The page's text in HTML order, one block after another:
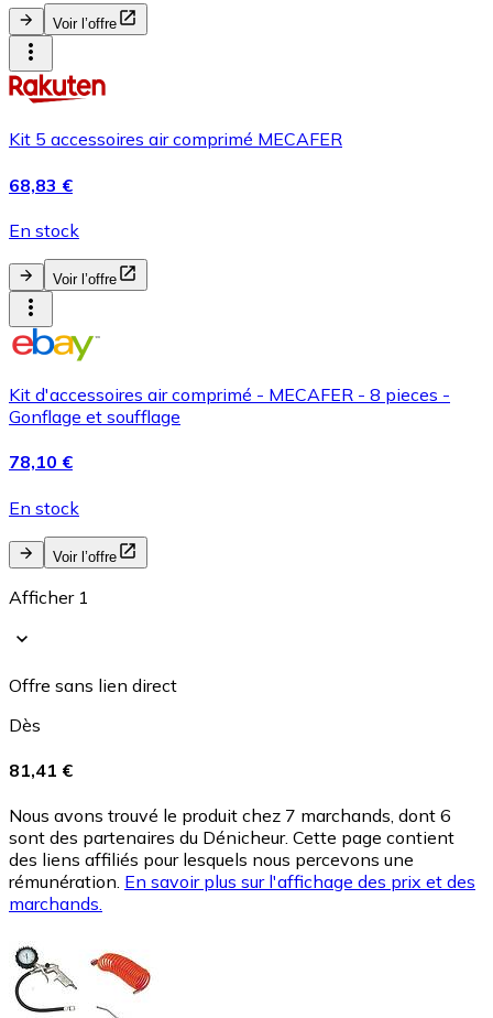
Voir l’offre
Kit 5 accessoires air comprimé MECAFER
68,83 €
En stock
Voir l’offre
Kit d'accessoires air comprimé - MECAFER - 8 pieces -
Gonflage et soufflage
78,10 €
En stock
Voir l’offre
Afficher 1
Offre sans lien direct
Dès
81,41 €
Nous avons trouvé le produit chez 7 marchands, dont 6
sont des partenaires du Dénicheur. Cette page contient
des liens affiliés pour lesquels nous percevons une
rémunération. En savoir plus sur l'affichage des prix et des
marchands.